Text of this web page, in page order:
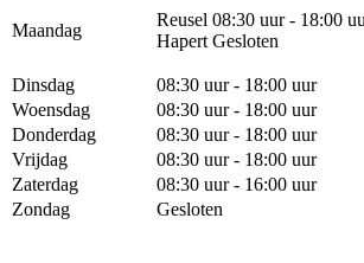
Maandag
Reusel 08:30 uur - 18:00
Hapert Gesloten
Dinsdag
08:30 uur - 18:00 uur
Woensdag
08:30 uur - 18:00 uur
Donderdag
08:30 uur - 18:00 uur
Vrijdag
08:30 uur - 18:00 uur
Zaterdag
08:30 uur - 16:00 uur
Zondag
Gesloten